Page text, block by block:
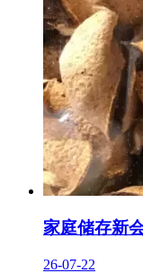
家庭储存新
26-07-22